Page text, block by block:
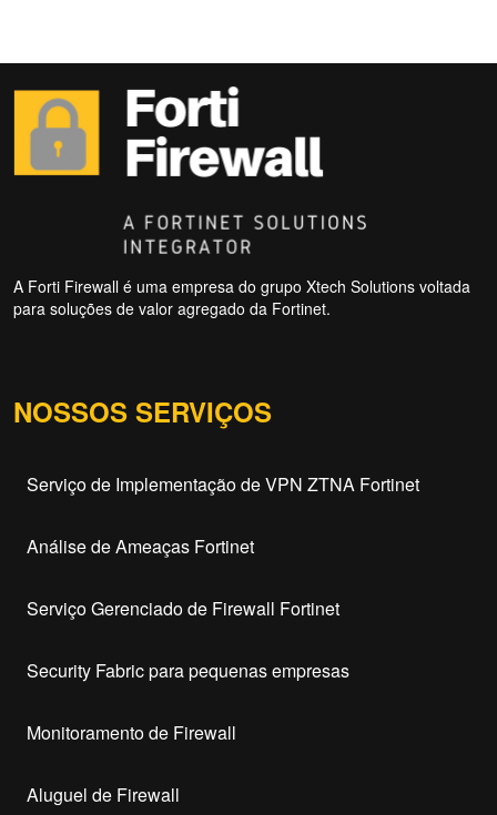
A Forti Firewall é uma empresa do grupo Xtech Solutions voltada
para soluções de valor agregado da Fortinet.
NOSSOS SERVIÇOS
Serviço de Implementação de VPN ZTNA Fortinet
Análise de Ameaças Fortinet
Serviço Gerenciado de Firewall Fortinet
Security Fabric para pequenas empresas
Monitoramento de Firewall
Aluguel de Firewall